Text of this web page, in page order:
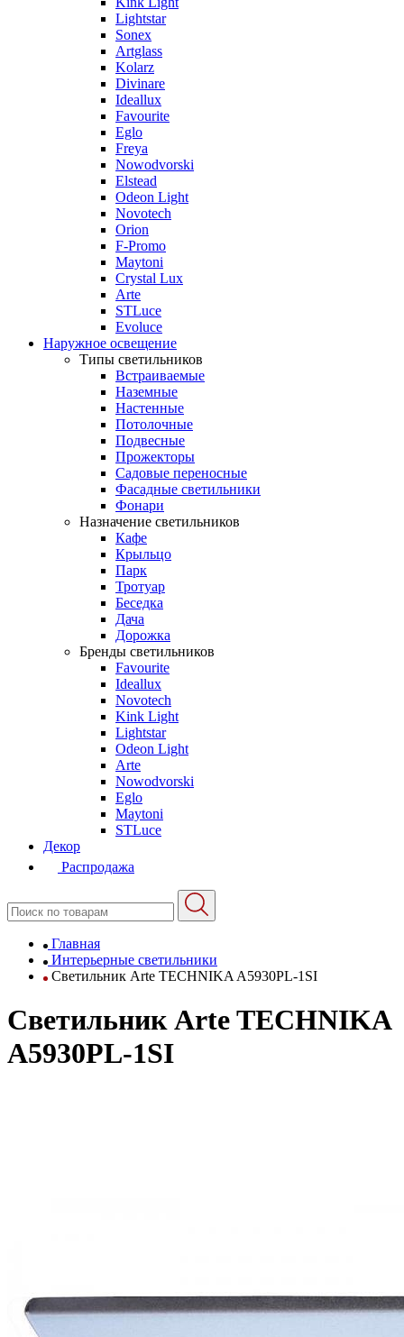
Lightstar
Sonex
Artglass
Kolarz
Divinare
Ideallux
Favourite
Eglo
Freya
Nowodvorski
Elstead
Odeon Light
Novotech
Orion
F-Promo
Maytoni
Crystal Lux
Arte
STLuce
Evoluce
Наружное освещение
Типы светильников
Встраиваемые
Наземные
Настенные
Потолочные
Подвесные
Прожекторы
Садовые переносные
Фасадные светильники
Фонари
Назначение светильников
Кафе
Крыльцо
Парк
Тротуар
Беседка
Дача
Дорожка
Бренды светильников
Favourite
Ideallux
Novotech
Kink Light
Lightstar
Odeon Light
Arte
Nowodvorski
Eglo
Maytoni
STLuce
Декор
Распродажа
Главная
Интерьерные светильники
Светильник Arte TECHNIKA A5930PL-1SI
Светильник Arte TECHNIKA
A5930PL-1SI